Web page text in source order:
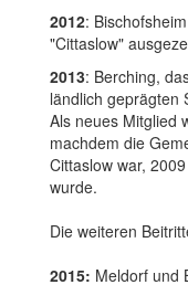
2012:
"Cittaslow"
2013: Berching,
ländlich geprägten
Als neues Mitglied
machdem die
Cittaslow war,
wurde.
Die weiteren
2015: Meldorf und